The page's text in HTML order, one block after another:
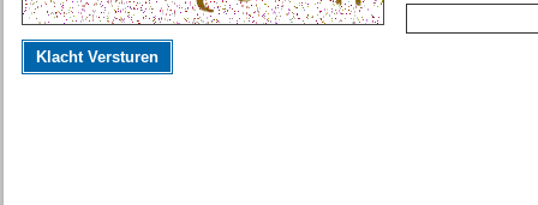
Klacht Versturen